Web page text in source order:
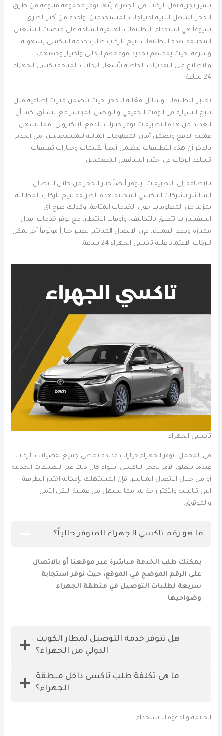
تتميز تجربة نقل الركاب في الجهراء بأنها توفر مجموعة متنوعة من طرق
الحجز السهل لتلبية احتياجات المستخدمين. واحدة من أكثر الطرق
شيوعاً هي استخدام التطبيقات الهاتفية المتاحة على منصات التشغيل
المختلفة. هذه التطبيقات تتيح للركاب طلب خدمة التاكسي بسهولة
وسرعة، حيث يمكنهم تحديد موقعهم الحالي واختيار وجهتهم،
والاطلاع على التقديرات الخاصة بأسعار الرحلات المتاحة تاكسي الجهراء
تعتبر التطبيقات وسائل فعّالة للحجز، حيث تتضمن ميزات إضافية مثل
تتبع السيارة في الوقت الحقيقي والتواصل المباشر مع السائق. كما أن
العديد من هذه التطبيقات توفر خيارات للدفع الإلكتروني، مما يسهل
عملية الدفع ويضمن أمان المعلومات المالية للمستخدمين. من الجدير
بالذكر أن هذه التطبيقات تتضمن أيضاً تقييمات وخيارات تعليقات
تساعد الركاب في اختيار السائقين المعتمدين.
بالإضافة إلى التطبيقات، يتوفر أيضاً خيار الحجز من خلال الاتصال
المباشر بشركات التاكسي المحلية. هذه الطريقة تتيح للركاب المطالبة
بمزيد من المعلومات حول الخدمات المتاحة، وكذلك طرح أي
استفسارات تتعلق بالتكاليف، وأوقات الانتظار. مع توفر خدمات اقبال
ممتازة ودعم العملاء، فإن الاتصال المباشر يعتبر خياراً موثوقاً آخر يمكن
للركاب الاعتماد عليه تاكسي الجهراء 24 ساعة.
تاكسي الجهراء
في المجمل، توفر الجهراء خيارات عديدة تغطي جميع تفضيلات الركاب
عندما يتعلق الأمر بحجز التاكسي. سواء كان ذلك عبر التطبيقات الحديثة
أو من خلال الاتصال المباشر، فإن المستهلك بإمكانه اختيار الطريقة
التي تناسبه والأكثر راحة له، مما يسهل من عملية النقل الآمن
والموثوق.
ما هو رقم تاكسي الجهراء المتوفر حالياً؟
يمكنك طلب الخدمة مباشرة عبر موقعنا أو بالاتصال
على الرقم الموضح في الموقع، حيث نوفر استجابة
سريعة لطلبات التوصيل في منطقة الجهراء
وضواحيها.
هل تتوفر خدمة التوصيل لمطار الكويت
الدولي من الجهراء؟
ما هي تكلفة طلب تاكسي داخل منطقة
الجهراء؟
الخاتمة والدعوة للاستخدام